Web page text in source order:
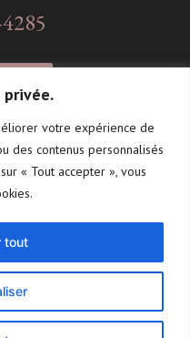
votre expérience de
des contenus personnalisés
« Tout accepter », vous
tout
Vézina -